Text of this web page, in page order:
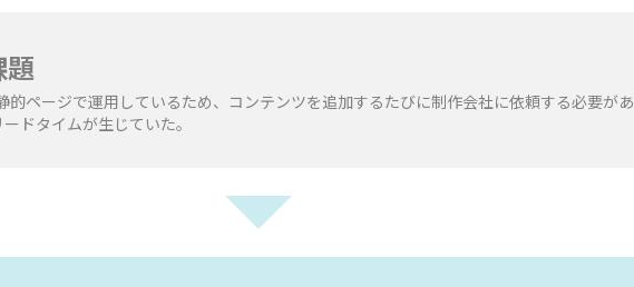
題
的ページで運用しているため、コンテンツを追加するたびに制作会社に依頼する必要があ
ドタイムが生じていた。